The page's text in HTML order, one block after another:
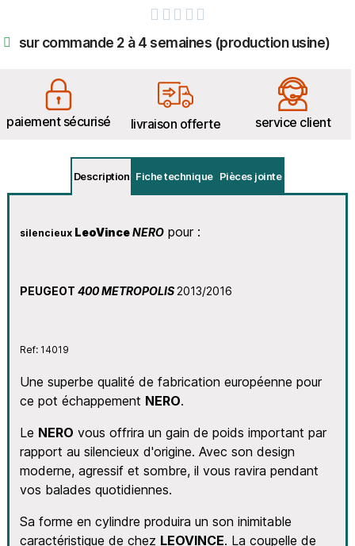
    
sur commande 2 à 4 semaines (production usine)
paiement sécurisé livraison offerte service client
Description Fiche technique Pièces jointe
silencieux LeoVinceNEROpour :
PEUGEOT 400 METROPOLIS 2013/2016
Ref: 14019
Une superbe qualité de fabrication européenne pour
ce pot échappement NERO.
Le NERO vous offrira un gain de poids important par
rapport au silencieux d'origine. Avec son design
moderne, agressif et sombre, il vous ravira pendant
vos balades quotidiennes.
Sa forme en cylindre produira un son inimitable
caractéristique de chez LEOVINCE. La coupelle de